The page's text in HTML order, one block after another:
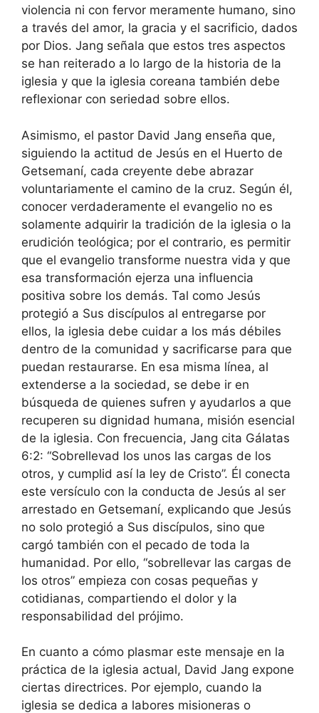
violencia ni con fervor meramente humano, sino
a través del amor, la gracia y el sacrificio, dados
por Dios. Jang señala que estos tres aspectos
se han reiterado a lo largo de la historia de la
iglesia y que la iglesia coreana también debe
reflexionar con seriedad sobre ellos.
Asimismo, el pastor David Jang enseña que,
siguiendo la actitud de Jesús en el Huerto de
Getsemaní, cada creyente debe abrazar
voluntariamente el camino de la cruz. Según él,
conocer verdaderamente el evangelio no es
solamente adquirir la tradición de la iglesia o la
erudición teológica; por el contrario, es permitir
que el evangelio transforme nuestra vida y que
esa transformación ejerza una influencia
positiva sobre los demás. Tal como Jesús
protegió a Sus discípulos al entregarse por
ellos, la iglesia debe cuidar a los más débiles
dentro de la comunidad y sacrificarse para que
puedan restaurarse. En esa misma línea, al
extenderse a la sociedad, se debe ir en
búsqueda de quienes sufren y ayudarlos a que
recuperen su dignidad humana, misión esencial
de la iglesia. Con frecuencia, Jang cita Gálatas
6:2: “Sobrellevad los unos las cargas de los
otros, y cumplid así la ley de Cristo”. Él conecta
este versículo con la conducta de Jesús al ser
arrestado en Getsemaní, explicando que Jesús
no solo protegió a Sus discípulos, sino que
cargó también con el pecado de toda la
humanidad. Por ello, “sobrellevar las cargas de
los otros” empieza con cosas pequeñas y
cotidianas, compartiendo el dolor y la
responsabilidad del prójimo.
En cuanto a cómo plasmar este mensaje en la
práctica de la iglesia actual, David Jang expone
ciertas directrices. Por ejemplo, cuando la
iglesia se dedica a labores misioneras o